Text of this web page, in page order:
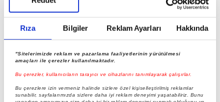
Rıza Bilgiler Reklam Ayarları Hakkında
"Sitelerimizde reklam ve pazarlama faaliyetlerinin yürütülmesi
amaçları ile çerezler kullanılmaktadır.
Bu çerezler, kullanıcıların tarayıcı ve cihazlarını tanımlayarak çalışırlar.
Bu çerezlere izin vermeniz halinde sizlere özel kişiselleştirilmiş reklamlar
sunabilir, sayfalarımızda sizlere daha iyi reklam deneyimi yaşatabiliriz. Bunu
Otomotivde ihracat başarısı! Türkiye liderliğini